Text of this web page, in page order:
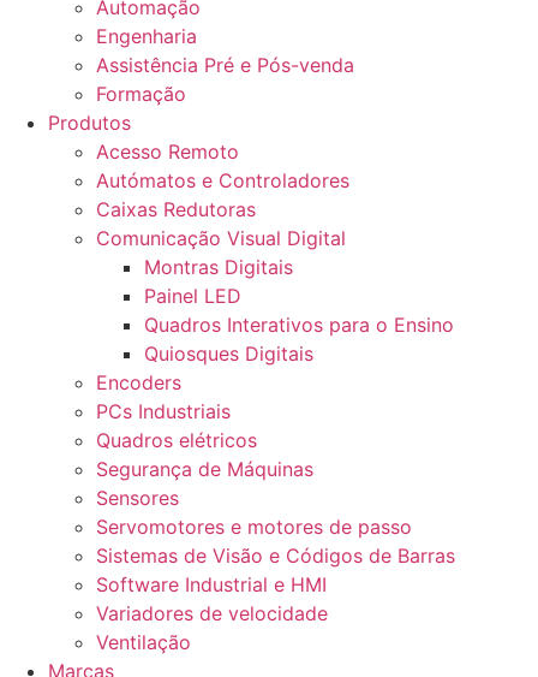
Automação
Engenharia
Assistência Pré e Pós-venda
Formação
Produtos
Acesso Remoto
Autómatos e Controladores
Caixas Redutoras
Comunicação Visual Digital
Montras Digitais
Painel LED
Quadros Interativos para o Ensino
Quiosques Digitais
Encoders
PCs Industriais
Quadros elétricos
Segurança de Máquinas
Sensores
Servomotores e motores de passo
Sistemas de Visão e Códigos de Barras
Software Industrial e HMI
Variadores de velocidade
Ventilação
Marcas